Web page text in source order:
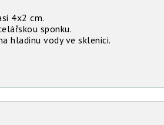
4x2 cm.
sponku.
hladinu vody ve sklenici.